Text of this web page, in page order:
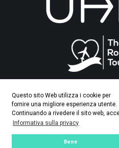
Questo sito Web utilizza i cookie per
fornire una migliore esperienza utente.
Continuando a rivedere il sito web,
Informativa sulla privacy
Bene
© Copyright 2026 Adamo
Informativa Sulla